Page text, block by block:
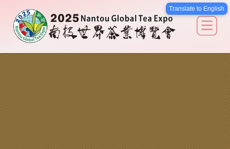
Translate to English
關於我們
最新消息
廠館介紹